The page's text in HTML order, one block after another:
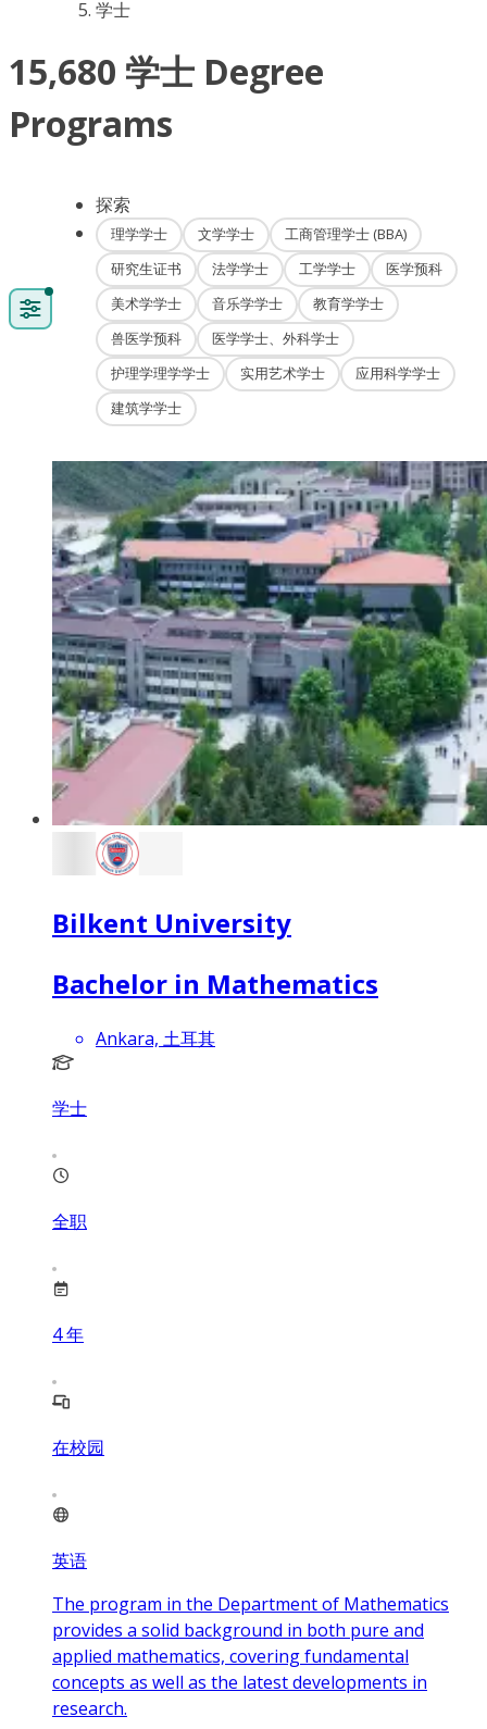
学士
15,680 学士 Degree
Programs
探索
理学学士 文学学士
工商管理学士 (BBA)
研究生证书
法学学士 工学学士
医学预科
美术学学士
音乐学学士
教育学学士
兽医学预科
医学学士、外科学士
护理学理学学士
实用艺术学士
应用科学学士
建筑学学士
Bilkent University
Bachelor in Mathematics
Ankara, 土耳其
学士
全职
4年
在校园
英语
The program in the Department of Mathematics
provides a solid background in both pure and
applied mathematics, covering fundamental
concepts as well as the latest developments in
research.